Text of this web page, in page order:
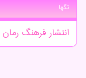
تگها
انتشار فرهنگ رمان